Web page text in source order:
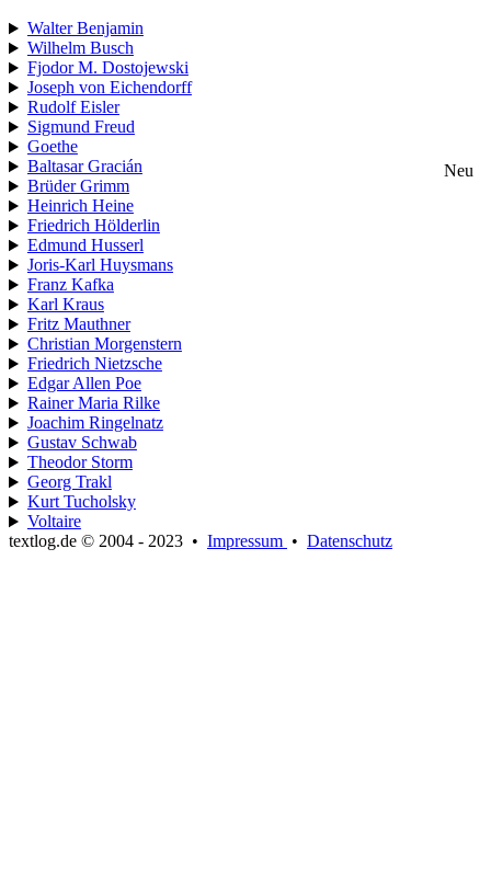
Walter Benjamin
Wilhelm Busch
Fjodor M. Dostojewski
Joseph von Eichendorff
Rudolf Eisler
Sigmund Freud
Goethe
Baltasar Gracián
Neu
Brüder Grimm
Heinrich Heine
Friedrich Hölderlin
Edmund Husserl
Joris-Karl Huysmans
Franz Kafka
Karl Kraus
Fritz Mauthner
Christian Morgenstern
Friedrich Nietzsche
Edgar Allen Poe
Rainer Maria Rilke
Joachim Ringelnatz
Gustav Schwab
Theodor Storm
Georg Trakl
Kurt Tucholsky
Voltaire
textlog.de © 2004 - 2023 • Impressum • Datenschutz